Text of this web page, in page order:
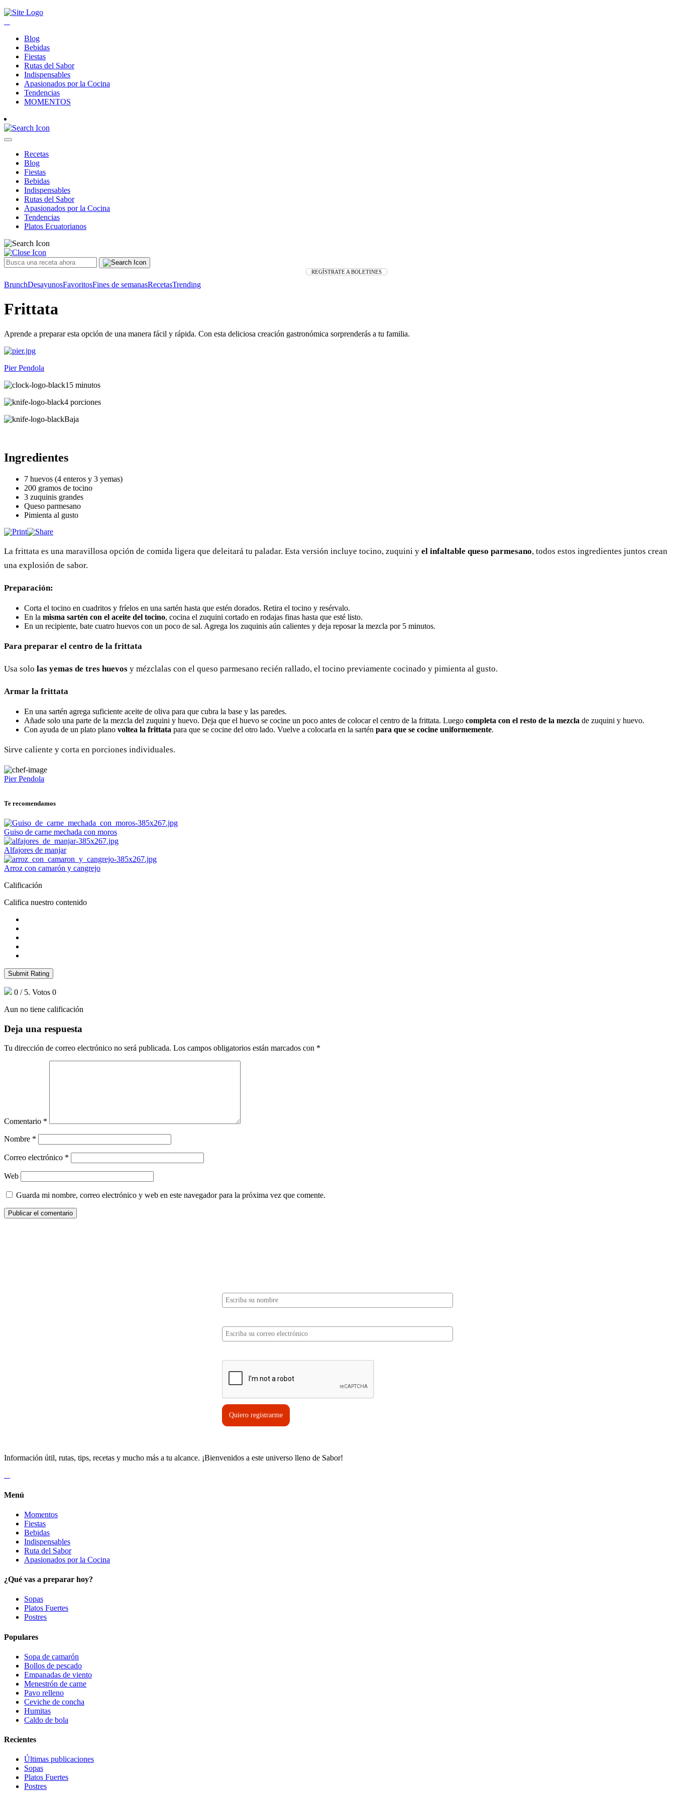
Blog
Bebidas
Fiestas
Rutas del Sabor
Indispensables
Apasionados por la Cocina
Tendencias
MOMENTOS
Recetas
Blog
Fiestas
Bebidas
Indispensables
Rutas del Sabor
Apasionados por la Cocina
Tendencias
Platos Ecuatorianos
REGÍSTRATE A BOLETINES
BrunchDesayunosFavoritosFines de semanasRecetasTrending
Frittata
Aprende a preparar esta opción de una manera fácil y rápida. Con esta deliciosa creación gastronómica sorprenderás a tu familia.
Pier Pendola
15 minutos
4 porciones
Baja
Ingredientes
7 huevos (4 enteros y 3 yemas)
200 gramos de tocino
3 zuquinis grandes
Queso parmesano
Pimienta al gusto
La frittata es una maravillosa opción de comida ligera que deleitará tu paladar. Esta versión incluye tocino, zuquini y el infaltable queso parmesano, todos estos ingredientes juntos crean
una explosión de sabor.
Preparación:
Corta el tocino en cuadritos y fríelos en una sartén hasta que estén dorados. Retira el tocino y resérvalo.
En la misma sartén con el aceite del tocino, cocina el zuquini cortado en rodajas finas hasta que esté listo.
En un recipiente, bate cuatro huevos con un poco de sal. Agrega los zuquinis aún calientes y deja reposar la mezcla por 5 minutos.
Para preparar el centro de la frittata
Usa solo las yemas de tres huevos y mézclalas con el queso parmesano recién rallado, el tocino previamente cocinado y pimienta al gusto.
Armar la frittata
En una sartén agrega suficiente aceite de oliva para que cubra la base y las paredes.
Añade solo una parte de la mezcla del zuquini y huevo. Deja que el huevo se cocine un poco antes de colocar el centro de la frittata. Luego completa con el resto de la mezcla de zuquini y huevo.
Con ayuda de un plato plano voltea la frittata para que se cocine del otro lado. Vuelve a colocarla en la sartén para que se cocine uniformemente.
Sirve caliente y corta en porciones individuales.
Pier Pendola
Te recomendamos
Guiso de carne mechada con moros
Alfajores de manjar
Arroz con camarón y cangrejo
Calificación
Califica nuestro contenido
Submit Rating
0 / 5. Votos 0
Aun no tiene calificación
Deja una respuesta
Tu dirección de correo electrónico no será publicada. Los campos obligatorios están marcados con *
Comentario *
Nombre *
Correo electrónico *
Web
Guarda mi nombre, correo electrónico y web en este navegador para la próxima vez que comente.
Quiero registrarme
Información útil, rutas, tips, recetas y mucho más a tu alcance. ¡Bienvenidos a este universo lleno de Sabor!
Menú
Momentos
Fiestas
Bebidas
Indispensables
Ruta del Sabor
Apasionados por la Cocina
¿Qué vas a preparar hoy?
Sopas
Platos Fuertes
Postres
Populares
Sopa de camarón
Bollos de pescado
Empanadas de viento
Menestrón de carne
Pavo relleno
Ceviche de concha
Humitas
Caldo de bola
Recientes
Últimas publicaciones
Sopas
Platos Fuertes
Postres